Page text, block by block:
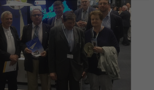
auditeurs
IHEDN